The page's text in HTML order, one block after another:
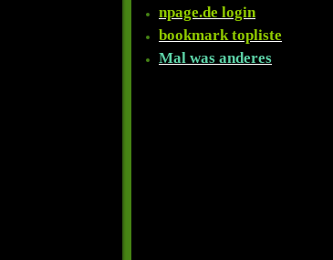
npage.de login
bookmark topliste
Mal was anderes